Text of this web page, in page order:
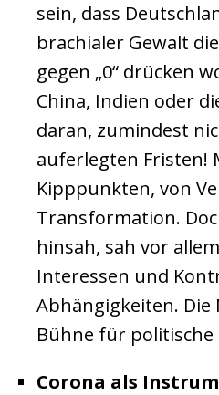
sein, dass
brachialer Gewalt
gegen „0“ drücken
China, Indien oder
daran, zumindest
auferlegten Fristen!
Kipppunkten, von
Transformation.
hinsah, sah vor
Interessen und
Abhängigkeiten.
Bühne für politische
Corona als